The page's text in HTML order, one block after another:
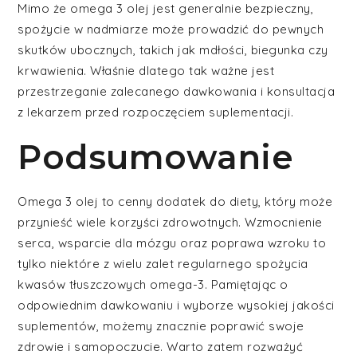
Mimo że omega 3 olej jest generalnie bezpieczny,
spożycie w nadmiarze może prowadzić do pewnych
skutków ubocznych, takich jak mdłości, biegunka czy
krwawienia. Właśnie dlatego tak ważne jest
przestrzeganie zalecanego dawkowania i konsultacja
z lekarzem przed rozpoczęciem suplementacji.
Podsumowanie
Omega 3 olej to cenny dodatek do diety, który może
przynieść wiele korzyści zdrowotnych. Wzmocnienie
serca, wsparcie dla mózgu oraz poprawa wzroku to
tylko niektóre z wielu zalet regularnego spożycia
kwasów tłuszczowych omega-3. Pamiętając o
odpowiednim dawkowaniu i wyborze wysokiej jakości
suplementów, możemy znacznie poprawić swoje
zdrowie i samopoczucie. Warto zatem rozważyć